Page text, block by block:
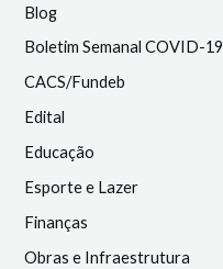
Blog
Boletim Semanal COVID-19
CACS/Fundeb
Edital
Educação
Esporte e Lazer
Finanças
Obras e Infraestrutura